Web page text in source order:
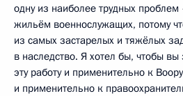
одну из наиболее трудных
жильём военнослужащих, потому
из самых застарелых и тяжёлых
в наследство. Я хотел бы, чтобы
эту работу и применительно к
и применительно к